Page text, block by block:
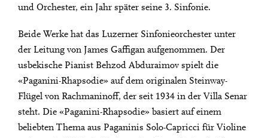
und Orchester, ein Jahr später seine 3. Sinfonie.
Beide Werke hat das Luzerner Sinfonieorchester unter
der Leitung von James Gaffigan aufgenommen. Der
usbekische Pianist Behzod Abduraimov spielt die
«Paganini-Rhapsodie» auf dem originalen Steinway-
Flügel von Rachmaninoff, der seit 1934 in der Villa Senar
steht. Die «Paganini-Rhapsodie» basiert auf einem
beliebten Thema aus Paganinis Solo-Capricci für Violine